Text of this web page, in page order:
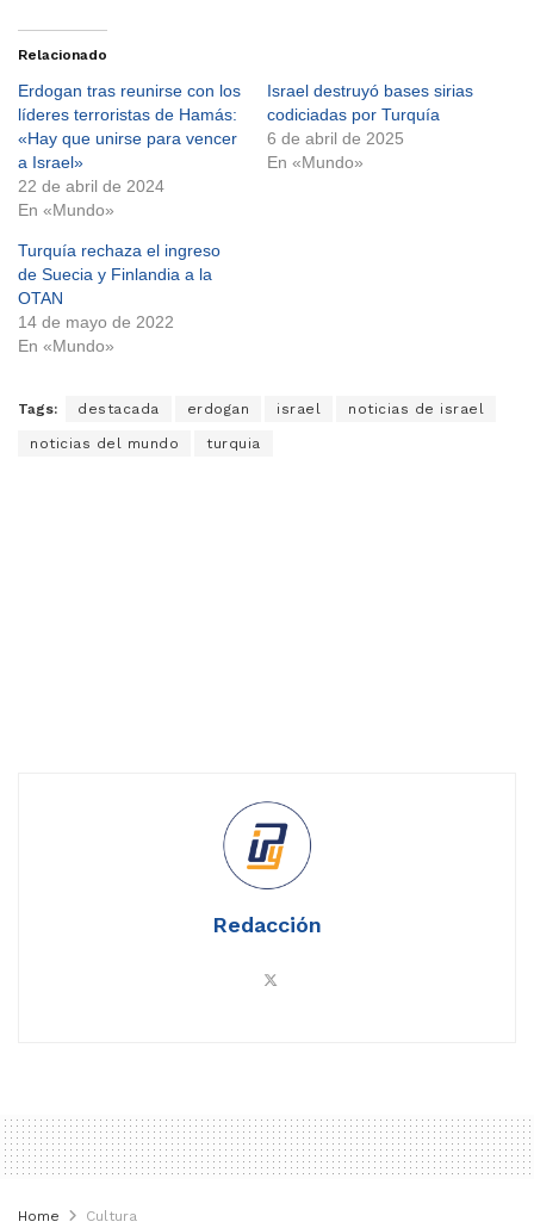
Relacionado
Erdogan tras reunirse con los
líderes terroristas de Hamás:
«Hay que unirse para vencer
a Israel»
22 de abril de 2024
En «Mundo»
Israel destruyó bases sirias
codiciadas por Turquía
6 de abril de 2025
En «Mundo»
Turquía rechaza el ingreso
de Suecia y Finlandia a la
OTAN
14 de mayo de 2022
En «Mundo»
Tags: destacada erdogan israel noticias de israel
noticias del mundo turquia
Redacción
Home Cultura